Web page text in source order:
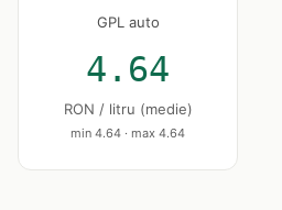
GPL auto
4.64
RON / litru (medie)
min 4.64 · max 4.64